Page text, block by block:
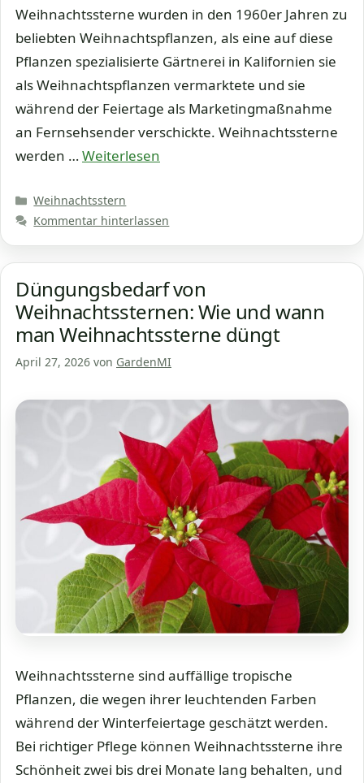
Weihnachtssterne wurden in den 1960er Jahren zu
beliebten Weihnachtspflanzen, als eine auf diese
Pflanzen spezialisierte Gärtnerei in Kalifornien sie
als Weihnachtspflanzen vermarktete und sie
während der Feiertage als Marketingmaßnahme
an Fernsehsender verschickte. Weihnachtssterne
werden …Weiterlesen
Kategorien
Weihnachtsstern
Kommentar hinterlassen
Düngungsbedarf von
Weihnachtssternen: Wie und wann
man Weihnachtssterne düngt
April 27, 2026 von GardenMI
Weihnachtssterne sind auffällige tropische
Pflanzen, die wegen ihrer leuchtenden Farben
während der Winterfeiertage geschätzt werden.
Bei richtiger Pflege können Weihnachtssterne ihre
Schönheit zwei bis drei Monate lang behalten, und